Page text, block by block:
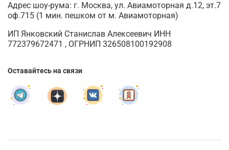
Адрес шоу-рума: г. Москва, ул. Авиамоторная д.12, эт.7
оф.715 (1 мин. пешком от м. Авиамоторная)
ИП Янковский Станислав Алексеевич ИНН
772379672471 , ОГРНИП 326508100192908
Оставайтесь на связи